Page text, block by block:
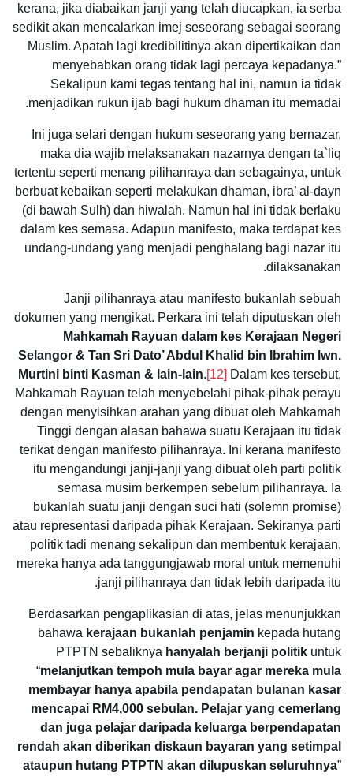
kerana, jika diabaikan janji yang telah diucapkan, ia serba
sedikit akan mencalarkan imej seseorang sebagai seorang
Muslim. Apatah lagi kredibilitinya akan dipertikaikan dan
menyebabkan orang tidak lagi percaya kepadanya.”
Sekalipun kami tegas tentang hal ini, namun ia tidak
menjadikan rukun ijab bagi hukum dhaman itu memadai.
Ini juga selari dengan hukum seseorang yang bernazar,
maka dia wajib melaksanakan nazarnya dengan ta`liq
tertentu seperti menang pilihanraya dan sebagainya, untuk
berbuat kebaikan seperti melakukan dhaman, ibra’ al-dayn
(di bawah Sulh) dan hiwalah. Namun hal ini tidak berlaku
dalam kes semasa. Adapun manifesto, maka terdapat kes
undang-undang yang menjadi penghalang bagi nazar itu
dilaksanakan.
Janji pilihanraya atau manifesto bukanlah sebuah
dokumen yang mengikat. Perkara ini telah diputuskan oleh
Mahkamah Rayuan dalam kes Kerajaan Negeri
Selangor & Tan Sri Dato’ Abdul Khalid bin Ibrahim lwn.
Murtini binti Kasman & lain-lain.[12] Dalam kes tersebut,
Mahkamah Rayuan telah menyebelahi pihak-pihak perayu
dengan menyisihkan arahan yang dibuat oleh Mahkamah
Tinggi dengan alasan bahawa suatu Kerajaan itu tidak
terikat dengan manifesto pilihanraya. Ini kerana manifesto
itu mengandungi janji-janji yang dibuat oleh parti politik
semasa musim berkempen sebelum pilihanraya. Ia
bukanlah suatu janji dengan suci hati (solemn promise)
atau representasi daripada pihak Kerajaan. Sekiranya parti
politik tadi menang sekalipun dan membentuk kerajaan,
mereka hanya ada tanggungjawab moral untuk memenuhi
janji pilihanraya dan tidak lebih daripada itu.
Berdasarkan pengaplikasian di atas, jelas menunjukkan
bahawa kerajaan bukanlah penjamin kepada hutang
PTPTN sebaliknya hanyalah berjanji politik untuk
“melanjutkan tempoh mula bayar agar mereka mula
membayar hanya apabila pendapatan bulanan kasar
mencapai RM4,000 sebulan. Pelajar yang cemerlang
dan juga pelajar daripada keluarga berpendapatan
rendah akan diberikan diskaun bayaran yang setimpal
ataupun hutang PTPTN akan dilupuskan seluruhnya”